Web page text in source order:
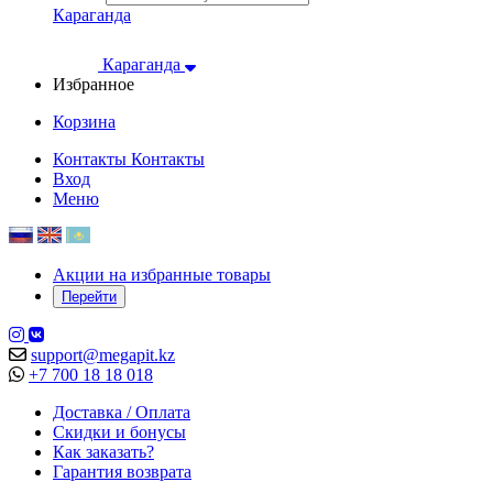
Караганда
Караганда
Избранное
Корзина
Контакты Контакты
Вход
Меню
Акции на избранные товары
Перейти
support@megapit.kz
+7 700 18 18 018
Доставка / Оплата
Скидки и бонусы
Как заказать?
Гарантия возврата